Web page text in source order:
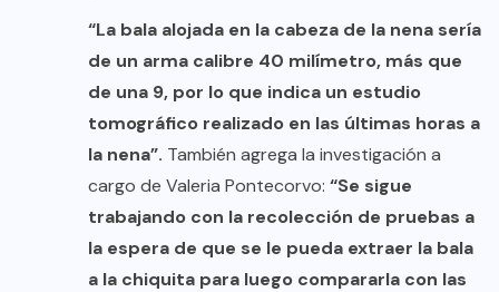
“La bala alojada en la cabeza de la nena sería
de un arma calibre 40 milímetro, más que
de una 9, por lo que indica un estudio
tomográfico realizado en las últimas horas a
la nena”. También agrega la investigación a
cargo de Valeria Pontecorvo: “Se sigue
trabajando con la recolección de pruebas a
la espera de que se le pueda extraer la bala
a la chiquita para luego compararla con las